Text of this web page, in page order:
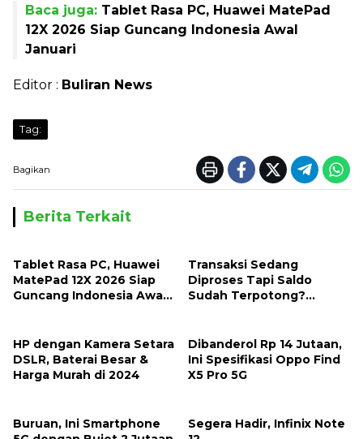
Baca juga: Tablet Rasa PC, Huawei MatePad
12X 2026 Siap Guncang Indonesia Awal
Januari
Editor : Buliran News
Tag:
Bagikan
Berita Terkait
Tablet Rasa PC, Huawei
MatePad 12X 2026 Siap
Guncang Indonesia Awal
Transaksi Sedang
Diproses Tapi Saldo
Sudah Terpotong?
HP dengan Kamera Setara
DSLR, Baterai Besar &
Harga Murah di 2024
Dibanderol Rp 14 Jutaan,
Ini Spesifikasi Oppo Find
X5 Pro 5G
Buruan, Ini Smartphone
Segera Hadir, Infinix Note